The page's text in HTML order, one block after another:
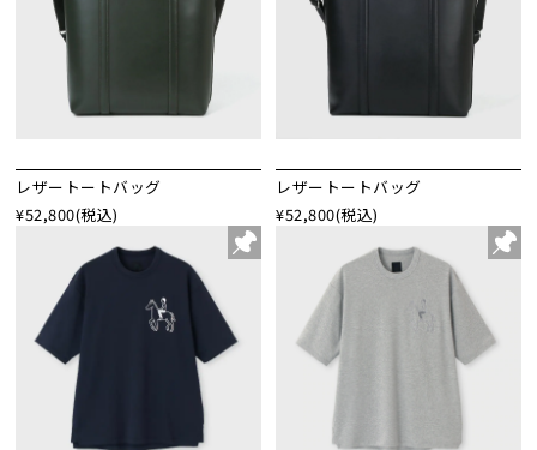
レザートートバッグ
¥52,800(税込)
レザートートバッグ
¥52,800(税込)